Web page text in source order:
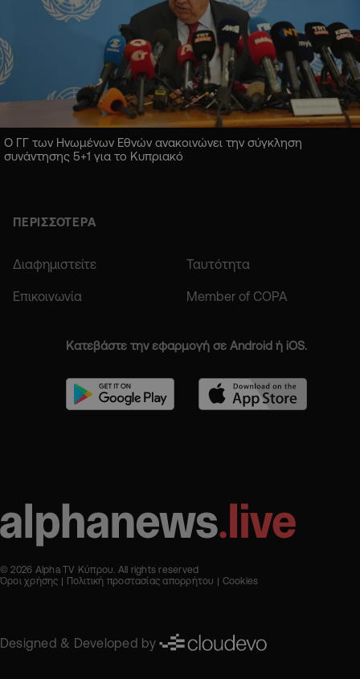
Ο ΓΓ των Ηνωμένων Εθνών ανακοινώνει την σύγκληση
συνάντησης 5+1 για το Κυπριακό
ΠΕΡΙΣΣΟΤΕΡΑ
Διαφημιστείτε Ταυτότητα
Επικοινωνία Member of COPA
Κατεβάστε την εφαρμογή σε Android ή iOS.
© 2026 Alpha TV Κύπρου. All rights reserved
Όροι χρήσης
Πολιτική προστασίας απορρήτου Cookies
Designed & Developed by